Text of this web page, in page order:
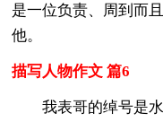
是一位负责、周到而
他。
描写人物作文 篇6
我表哥的绰号是水